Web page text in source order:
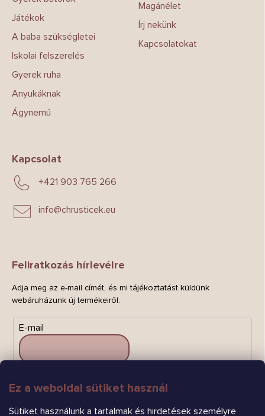
Ez a weboldal sütiket használ
Sütiket használunk a tartalmak és hirdetések személyre
Játékok
A baba szükségletei
Iskolai felszerelés
Gyerek ruha
Anyukáknak
Ágynemű
Magánélet
Írj nekünk
Kapcsolatokat
Kapcsolat
info@chrusticek.eu
+421 903 765 266
Feliratkozás hírlevélre
Adja meg az e-mail címét, és mi tájékoztatást küldünk
webáruházunk új termékeiről.
E-mail
FELIRATKOZÁS